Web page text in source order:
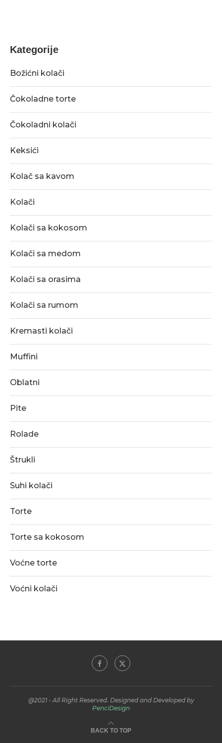
Kategorije
Božićni kolači
Čokoladne torte
Čokoladni kolači
Keksići
Kolač sa kavom
Kolači
Kolači sa kokosom
Kolači sa medom
Kolači sa orasima
Kolači sa rumom
Kremasti kolači
Muffini
Oblatni
Pite
Rolade
Štrukli
Suhi kolači
Torte
Torte sa kokosom
Voćne torte
Voćni kolači
@2021 - All Right Reserved. Designed and Developed by
PenciDesign
BACK TO TOP